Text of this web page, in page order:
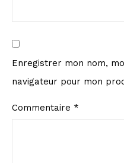
Enregistrer mon nom,
navigateur pour mon
Commentaire *